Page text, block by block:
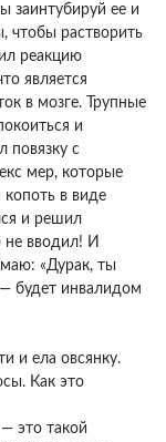
заинтубируй ее и
чтобы растворить
реакцию
является
в мозге. Трупные
и
повязку с
мер, которые
в виде
и решил
не вводил! И
«Дурак, ты
— будет инвалидом
и ела овсянку.
Как это
это такой